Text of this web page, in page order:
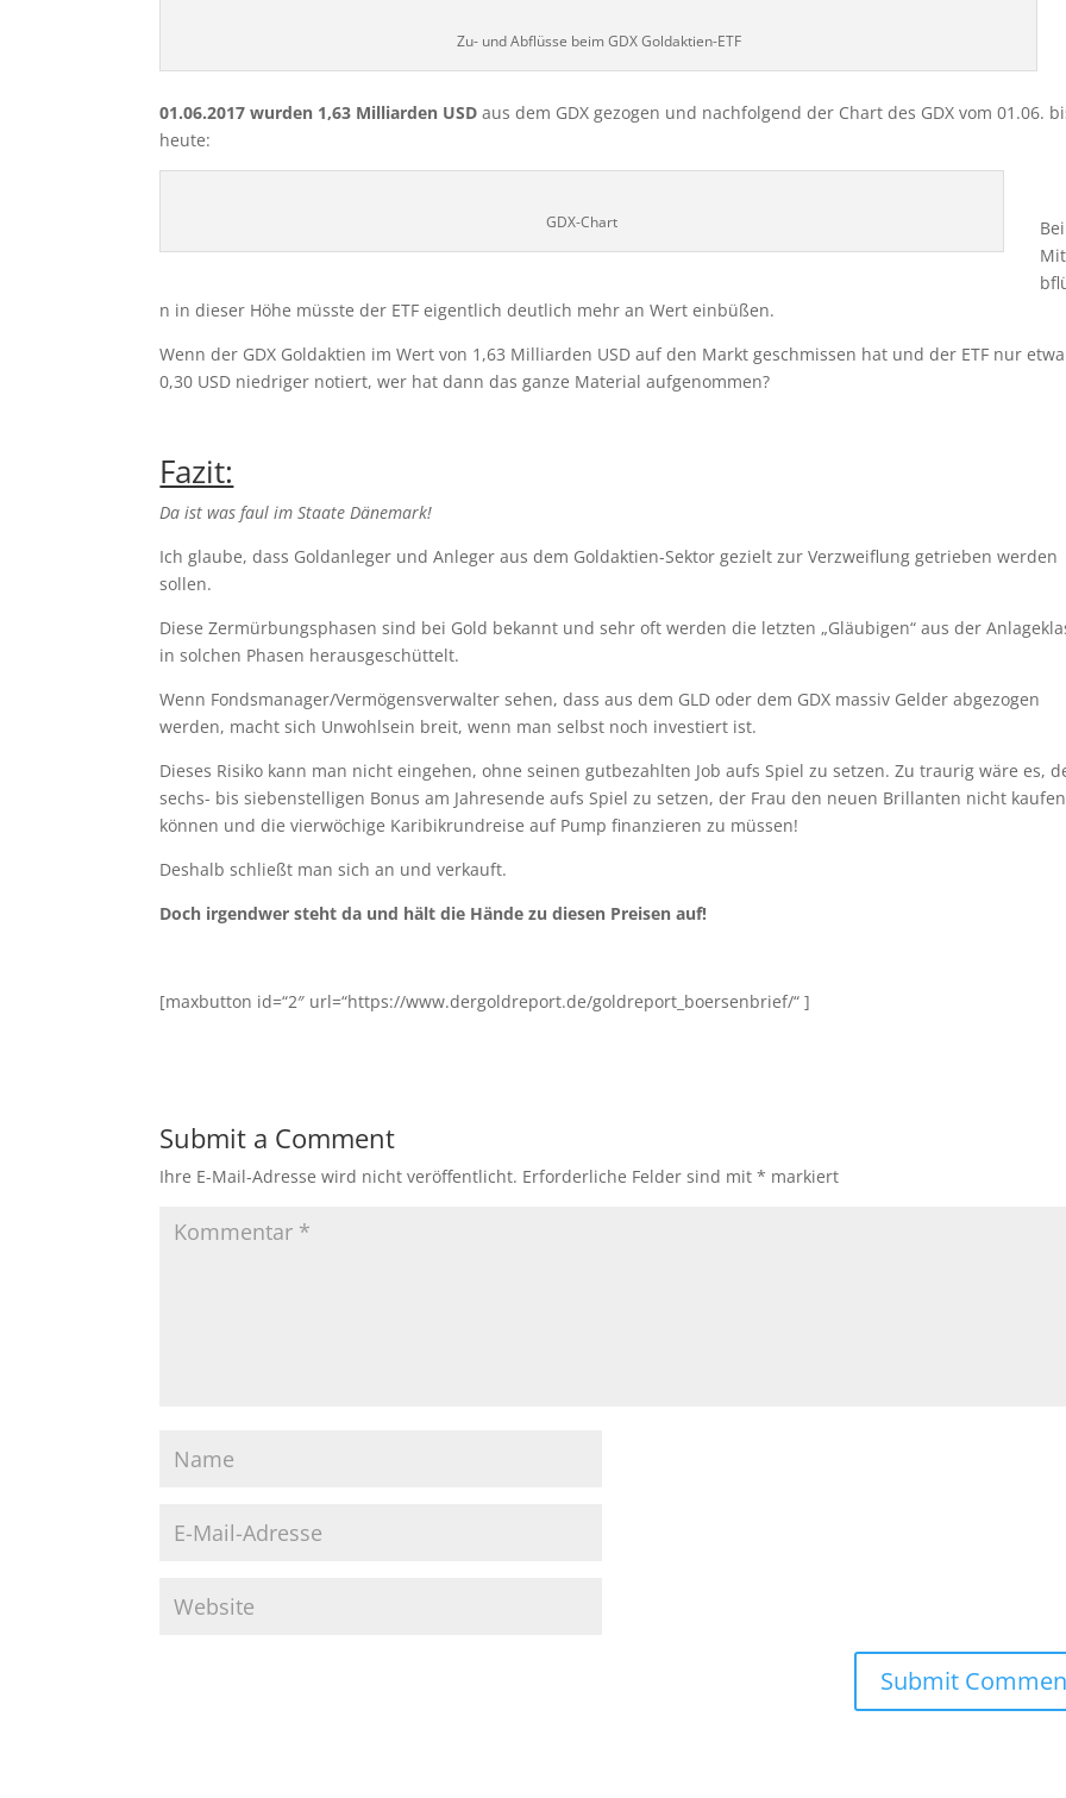
Zu- und Abflüsse beim GDX Goldaktien-ETF
01.06.2017 wurden 1,63 Milliarden USD aus dem GDX gezogen und nachfolgend der Chart des GDX vom 01.06.
heute:
GDX-Chart
Bei
n in dieser Höhe müsste der ETF eigentlich deutlich mehr an Wert einbüßen.
Wenn der GDX Goldaktien im Wert von 1,63 Milliarden USD auf den Markt geschmissen hat und der ETF nur etwa
0,30 USD niedriger notiert, wer hat dann das ganze Material aufgenommen?
Fazit:
Da ist was faul im Staate Dänemark!
Ich glaube, dass Goldanleger und Anleger aus dem Goldaktien-Sektor gezielt zur Verzweiflung getrieben werden
sollen.
Diese Zermürbungsphasen sind bei Gold bekannt und sehr oft werden die letzten „Gläubigen“ aus der
in solchen Phasen herausgeschüttelt.
Wenn Fondsmanager/Vermögensverwalter sehen, dass aus dem GLD oder dem GDX massiv Gelder abgezogen
werden, macht sich Unwohlsein breit, wenn man selbst noch investiert ist.
Dieses Risiko kann man nicht eingehen, ohne seinen gutbezahlten Job aufs Spiel zu setzen. Zu traurig wäre es,
sechs- bis siebenstelligen Bonus am Jahresende aufs Spiel zu setzen, der Frau den neuen Brillanten nicht
können und die vierwöchige Karibikrundreise auf Pump finanzieren zu müssen!
Deshalb schließt man sich an und verkauft.
Doch irgendwer steht da und hält die Hände zu diesen Preisen auf!
[maxbutton id=“2″ url=“https://www.dergoldreport.de/goldreport_boersenbrief/“ ]
Submit a Comment
Ihre E-Mail-Adresse wird nicht veröffentlicht. Erforderliche Felder sind mit* markiert